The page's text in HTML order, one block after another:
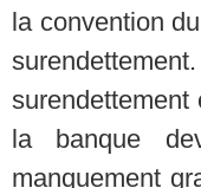
la convention
surendettement
la banque
manquement